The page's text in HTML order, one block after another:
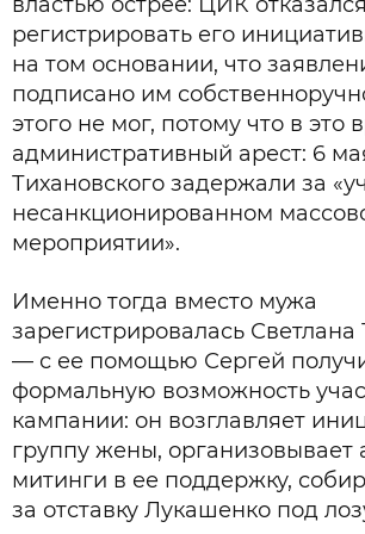
регистрировать его
на том основании, что
подписано им
этого не мог, потому что в это
административный арест: 6
Тихановского задержали за
несанкционированном
мероприятии».
Именно тогда вместо мужа
зарегистрировалась Светлана
— с ее помощью Сергей
формальную возможность
кампании: он возглавляет
группу жены, организовывает
митинги в ее поддержку,
за отставку Лукашенко под